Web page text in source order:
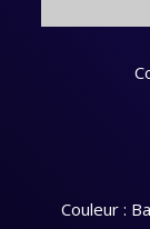
Couleur :